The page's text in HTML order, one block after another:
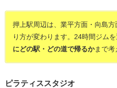
押上駅周辺は、業平方面・向島
り方が変わります。24時間ジムを
にどの駅・どの道で帰るかまで考
ピラティススタジオ